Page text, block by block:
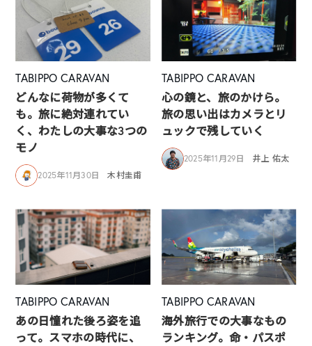
TABIPPO CARAVAN
どんなに荷物が多くて
も。旅に絶対連れてい
く、わたしの大事な3つの
モノ
2025年11月30日 木村圭甫
TABIPPO CARAVAN
心の鏡と、旅のかけら。
旅の思い出はカメラとリ
ュックで残していく
2025年11月29日 井上 佑太
TABIPPO CARAVAN
あの日憧れた後ろ姿を追
って。スマホの時代に、
TABIPPO CARAVAN
海外旅行での大事なもの
ランキング。命・パスポ